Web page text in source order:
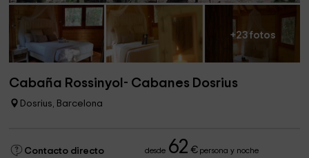
+23 fotos
Cabaña Rossinyol- Cabanes Dosrius
Dosrius, Barcelona
Contacto directo desde 62 €persona y noche